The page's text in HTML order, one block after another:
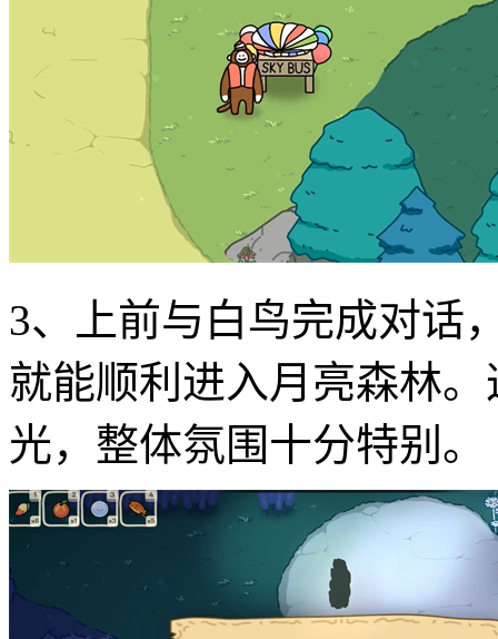
3、上前与白鸟完成对话
就能顺利进入月亮森林
光，整体氛围十分特别。